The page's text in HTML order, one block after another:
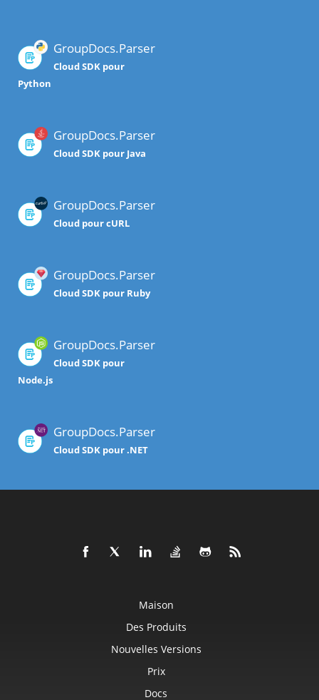
GroupDocs.Parser
Cloud SDK pour
Python
GroupDocs.Parser
Cloud SDK pour Java
GroupDocs.Parser
Cloud pour cURL
GroupDocs.Parser
Cloud SDK pour Ruby
GroupDocs.Parser
Cloud SDK pour
Node.js
GroupDocs.Parser
Cloud SDK pour .NET
Maison
Des Produits
Nouvelles Versions
Prix
Docs